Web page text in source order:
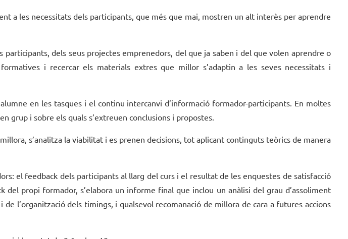
a les necessitats dels participants, que més que mai, mostren un alt interès per aprendre
dels seus projectes emprenedors, del que ja saben i del que volen aprendre o
i recercar els materials extres que millor s’adaptin a les seves necessitats i
en les tasques i el continu intercanvi d’informació formador-participants. En moltes
grup i sobre els quals s’extreuen conclusions i propostes.
s’analitza la viabilitat i es prenen decisions, tot aplicant continguts teòrics de manera
el feedback dels participants al llarg del curs i el resultat de les enquestes de satisfacció
propi formador, s’elabora un informe final que inclou un anàlisi del grau d’assoliment
l’organització dels timings, i qualsevol recomanació de millora de cara a futures accions